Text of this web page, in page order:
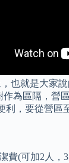
也就是大家
為區隔，
，要從營區
(可加2人